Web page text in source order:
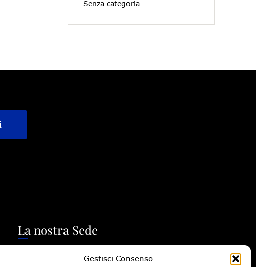
Gestisci Consenso
Senza categoria
La nostra Sede
Via Monte Catria, 24 61047 - San Lorenzo in Campo